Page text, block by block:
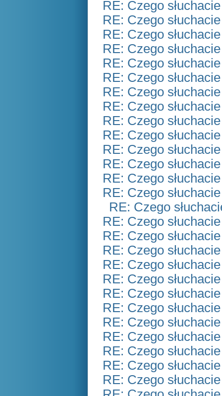
RE: Czego
RE: Czego
RE: Czego
RE: Czego
RE: Czego
RE: Czego
RE: Czego
RE: Czego
RE: Czego
RE: Czego
RE: Czego
RE: Czego
RE: Czego
RE: Czego
RE: Czego
RE: Czego
RE: Czego
RE: Czego
RE: Czego
RE: Czego
RE: Czego
RE: Czego
RE: Czego
RE: Czego
RE: Czego
RE: Czego
RE: Czego